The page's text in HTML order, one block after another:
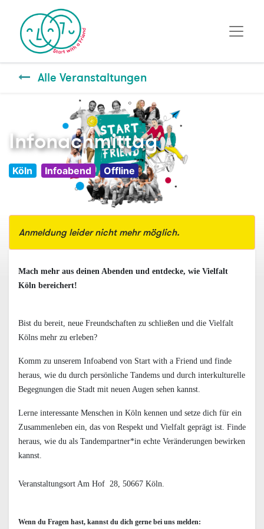
Alle Veranstaltungen
Infonachmittag
Köln Infoabend Offline
Anmeldung leider nicht mehr möglich.
Mach mehr aus deinen Abenden und entdecke, wie Vielfalt
Köln bereichert!
Bist du bereit, neue Freundschaften zu schließen und die Vielfalt
Kölns mehr zu erleben?
Komm zu unserem Infoabend von Start with a Friend und finde
heraus, wie du durch persönliche Tandems und durch interkulturelle
Begegnungen die Stadt mit neuen Augen sehen kannst.
Lerne interessante Menschen in Köln kennen und setze dich für ein
Zusammenleben ein, das von Respekt und Vielfalt geprägt ist. Finde
heraus, wie du als Tandempartner*in echte Veränderungen bewirken
kannst.
Veranstaltungsort Am Hof 28, 50667 Köln.
Wenn du Fragen hast, kannst du dich gerne bei uns melden: